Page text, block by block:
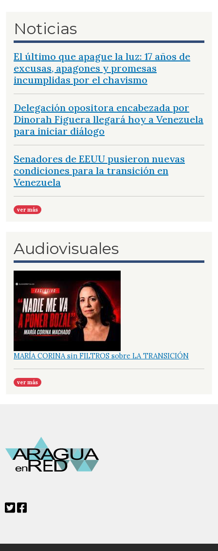
Noticias
El último que apague la luz: 17 años de
excusas, apagones y promesas
incumplidas por el chavismo
Delegación opositora encabezada por
Dinorah Figuera llegará hoy a Venezuela
para iniciar diálogo
Senadores de EEUU pusieron nuevas
condiciones para la transición en
Venezuela
ver más
Audiovisuales
MARÍA CORINA sin FILTROS sobre LA TRANSICIÓN
ver más